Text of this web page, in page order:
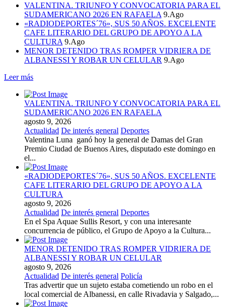
VALENTINA. TRIUNFO Y CONVOCATORIA PARA EL
SUDAMERICANO 2026 EN RAFAELA 9.Ago
«RADIODEPORTES´76», SUS 50 AÑOS. EXCELENTE
CAFE LITERARIO DEL GRUPO DE APOYO A LA
CULTURA 9.Ago
MENOR DETENIDO TRAS ROMPER VIDRIERA DE
ALBANESSI Y ROBAR UN CELULAR 9.Ago
Leer más
VALENTINA. TRIUNFO Y CONVOCATORIA PARA EL
SUDAMERICANO 2026 EN RAFAELA
agosto 9, 2026
Actualidad De interés general Deportes
Valentina Luna ganó hoy la general de Damas del Gran
Premio Ciudad de Buenos Aires, disputado este domingo en
el...
«RADIODEPORTES´76», SUS 50 AÑOS. EXCELENTE
CAFE LITERARIO DEL GRUPO DE APOYO A LA
CULTURA
agosto 9, 2026
Actualidad De interés general Deportes
En el Spa Aquae Sullis Resort, y con una interesante
concurrencia de público, el Grupo de Apoyo a la Cultura...
MENOR DETENIDO TRAS ROMPER VIDRIERA DE
ALBANESSI Y ROBAR UN CELULAR
agosto 9, 2026
Actualidad De interés general Policía
Tras advertir que un sujeto estaba cometiendo un robo en el
local comercial de Albanessi, en calle Rivadavia y Salgado,...